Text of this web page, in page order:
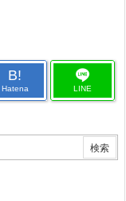
B!
Hatena LINE